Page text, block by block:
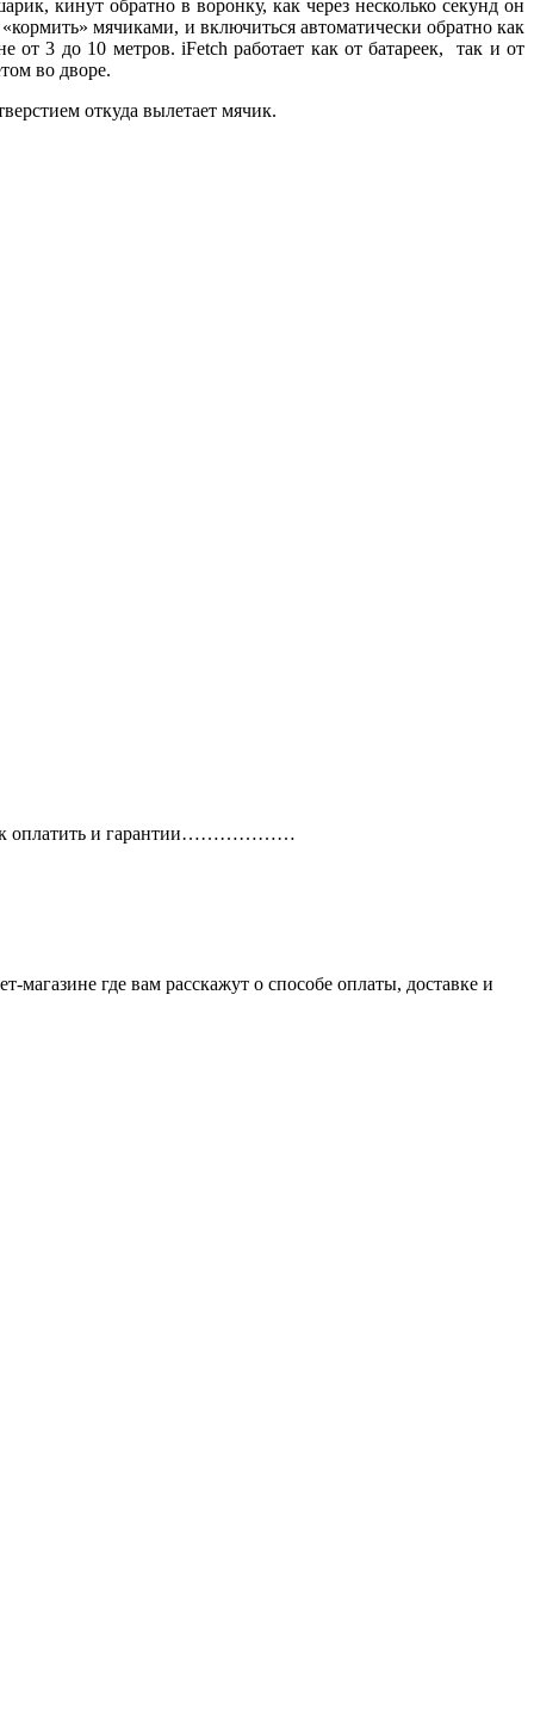
кинут обратно в воронку, как через несколько секунд он
мячиками, и включиться автоматически обратно как
от 3 до 10 метров. iFetch работает как от батареек, так и от
во дворе.
откуда вылетает мячик.
Как оплатить и гарантии………………
где вам расскажут о способе оплаты, доставке и